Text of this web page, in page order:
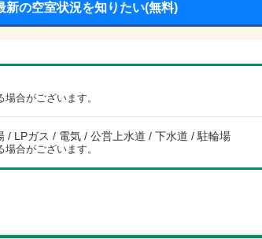
新の空室状況を知りたい(無料)
合がございます。
/ LPガス / 電気 / 公営上水道 / 下水道 / 駐輪場
合がございます。